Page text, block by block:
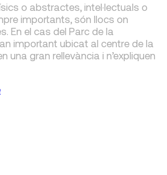
o abstractes, intel·lectuals o
importants, són llocs on
En el cas del Parc de la
important ubicat al centre de la
una gran rellevància i n’expliquen